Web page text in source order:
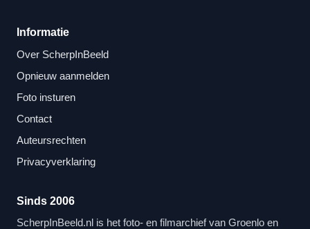
Informatie
Over ScherpInBeeld
Opnieuw aanmelden
Foto insturen
Contact
Auteursrechten
Privacyverklaring
Sinds 2006
ScherpInBeeld.nl is het foto- en filmarchief van Groenlo en